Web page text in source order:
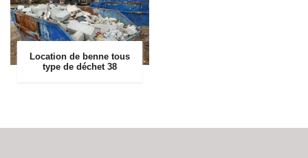
Location de benne tous
type de déchet 38